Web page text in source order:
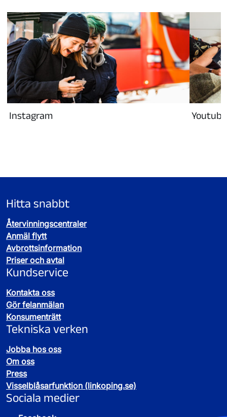
Instagram Youtube
Hitta snabbt
Återvinningscentraler
Anmäl flytt
Avbrottsinformation
Priser och avtal
Kundservice
Kontakta oss
Gör felanmälan
Konsumenträtt
Tekniska verken
Jobba hos oss
Om oss
Press
Visselblåsarfunktion (linkoping.se)
Sociala medier